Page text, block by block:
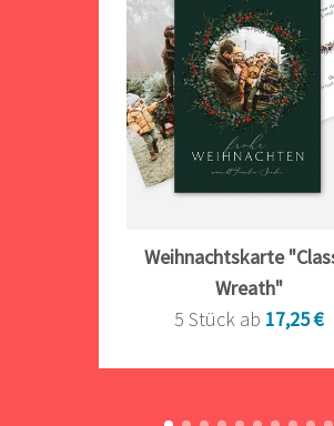
Weihnachtskarte
Wreath"
5 Stück ab 17,25 €